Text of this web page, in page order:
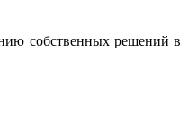
собственных решений в